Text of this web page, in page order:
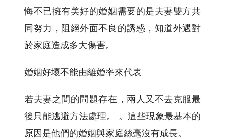
悔不已擁有美好的婚姻需要的是夫妻雙方共
同努力，阻絕外面不良的誘惑，知道外遇對
於家庭造成多大傷害。
婚姻好壞不能由離婚率來代表
若夫妻之間的問題存在，兩人又不去克服最
後只能逃避方法處理。 。這些現象最基本的
原因是他們的婚姻與家庭絲毫沒有成長。